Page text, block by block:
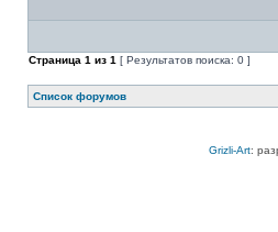
Страница 1 из 1 [ Результатов поиска: 0 ]
Список форумов
Grizli-Art: